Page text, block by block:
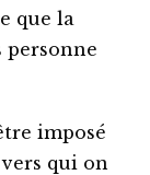
que la
personne
imposé
qui on